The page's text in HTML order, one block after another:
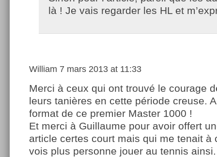
là ! Je vais regarder les HL et
William 7 mars 2013 at 11:33
Merci à ceux qui ont trouvé le courage
leurs tanières en cette période creuse.
format de ce premier Master 1000 !
Et merci à Guillaume pour avoir offert
article certes court mais qui me tenait à
vois plus personne jouer au tennis